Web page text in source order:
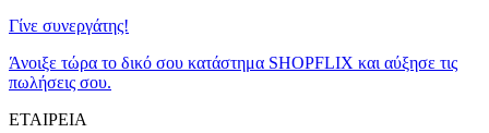
Γίνε συνεργάτης!
Άνοιξε τώρα το δικό σου κατάστημα SHOPFLIX και αύξησε τις
πωλήσεις σου.
ΕΤΑΙΡΕΙΑ